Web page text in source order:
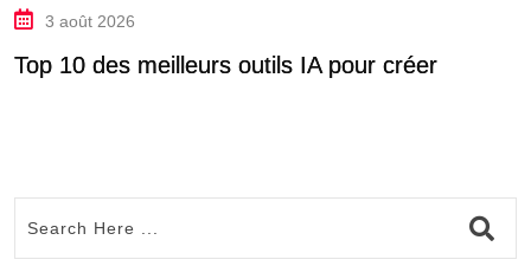
3 août 2026
Top 10 des meilleurs outils IA pour créer